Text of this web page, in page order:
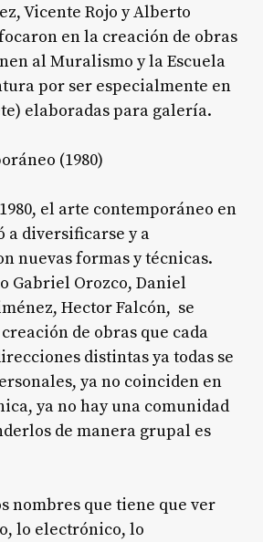
Vicente Rojo y Alberto
en la creación de obras
al Muralismo y la Escuela
por ser especialmente en
elaboradas para galería.
(1980)
el arte contemporáneo en
a diversificarse y a
nuevas formas y técnicas.
Gabriel Orozco, Daniel
Hector Falcón, se
de obras que cada
distintas ya todas se
ya no coinciden en
ya no hay una comunidad
de manera grupal es
nombres que tiene que ver
lo electrónico, lo